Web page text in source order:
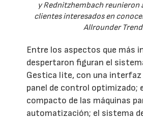
y Rednitzhembach reunieron
clientes interesados en
Allrounder
Entre los aspectos que más
despertaron figuran el
Gestica lite, con una
panel de control optimizado;
compacto de las máquinas
automatización; el sistema